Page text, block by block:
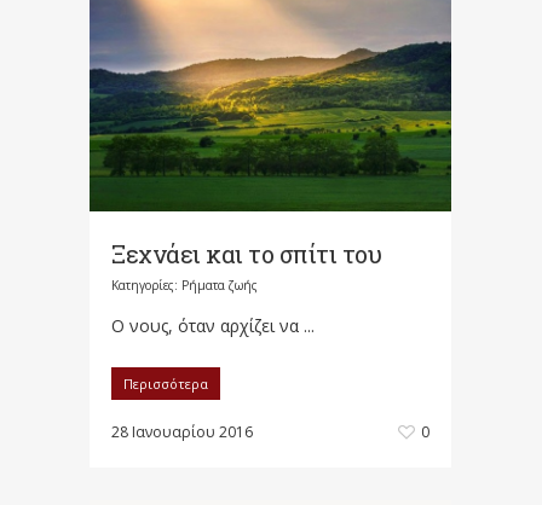
Ξεχνάει και το σπίτι του
Κατηγορίες: Ρήματα ζωής
Ο νους, όταν αρχίζει να ...
Περισσότερα
28 Ιανουαρίου 2016 0